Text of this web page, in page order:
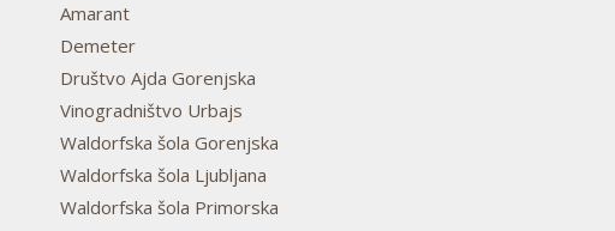
Amarant
Demeter
Društvo Ajda Gorenjska
Vinogradništvo Urbajs
Waldorfska šola Gorenjska
Waldorfska šola Ljubljana
Waldorfska šola Primorska